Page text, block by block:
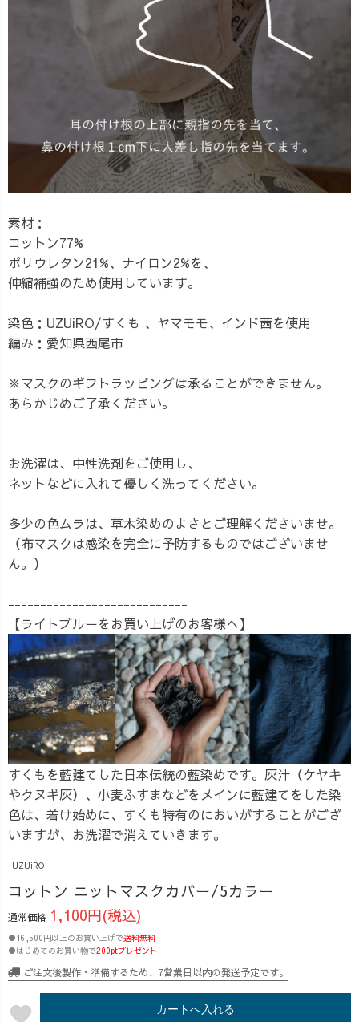
素材：
コットン77%
ポリウレタン21%、ナイロン2%を、
伸縮補強のため使用しています。
染色：UZUiRO/すくも 、ヤマモモ、インド茜を使用
編み：愛知県西尾市
※マスクのギフトラッピングは承ることができません。
あらかじめご了承ください。
お洗濯は、中性洗剤をご使用し、
ネットなどに入れて優しく洗ってください。
多少の色ムラは、草木染めのよさとご理解くださいませ。
（布マスクは感染を完全に予防するものではございませ
ん。）
----------------------------
【ライトブルーをお買い上げのお客様へ】
すくもを藍建てした日本伝統の藍染めです。灰汁（ケヤキ
やクヌギ灰）、小麦ふすまなどをメインに藍建てをした染
色は、着け始めに、すくも特有のにおいがすることがござ
いますが、お洗濯で消えていきます。
UZUiRO
コットン ニットマスクカバー/5カラー
通常価格 1,100円(税込)
●16,500円以上のお買い上げで送料無料
●はじめてのお買い物で200ptプレゼント
ご注文後製作・準備するため、7営業日以内の発送予定です。
favorite カートへ入れる